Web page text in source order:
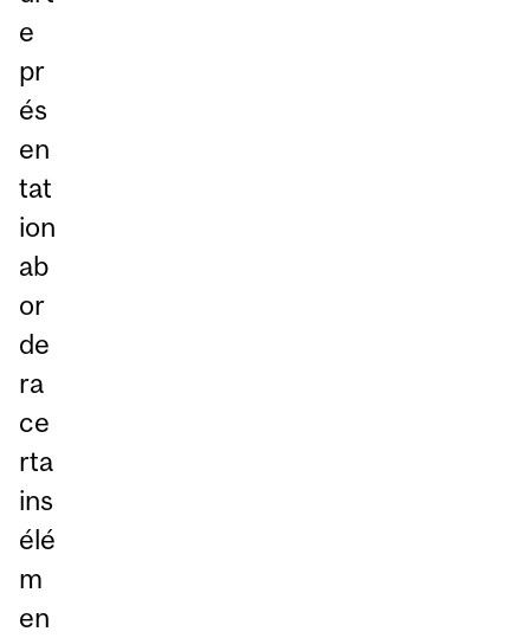
e
pr
és
en
tat
ion
ab
or
de
ra
ce
rta
ins
élé
m
en